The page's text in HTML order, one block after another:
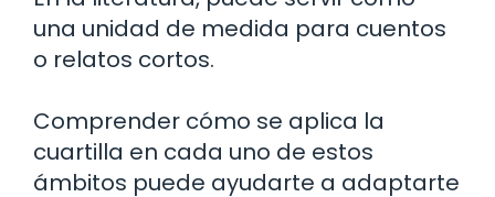
una unidad de medida para cuentos
o relatos cortos.
Comprender cómo se aplica la
cuartilla en cada uno de estos
ámbitos puede ayudarte a adaptarte